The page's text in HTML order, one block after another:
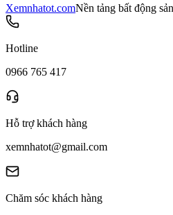
Xemnhatot.comNền tảng bất động
Hotline
0966 765 417
Hỗ trợ khách hàng
xemnhatot@gmail.com
Chăm sóc khách hàng